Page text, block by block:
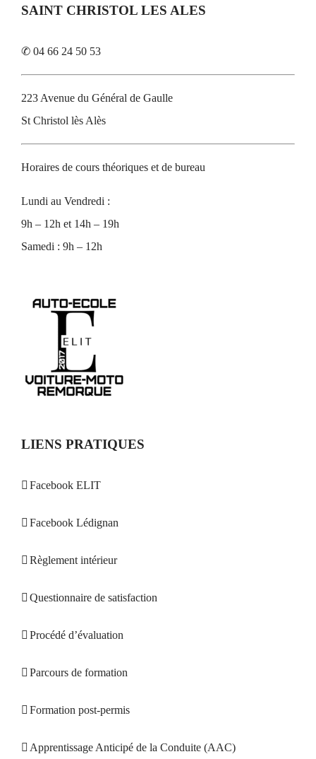
SAINT CHRISTOL LES ALES
✆ 04 66 24 50 53
223 Avenue du Général de Gaulle
St Christol lès Alès
Horaires de cours théoriques et de bureau
Lundi au Vendredi :
9h – 12h et 14h – 19h
Samedi : 9h – 12h
LIENS PRATIQUES
Facebook ELIT
Facebook Lédignan
Règlement intérieur
Questionnaire de satisfaction
Procédé d’évaluation
Parcours de formation
Formation post-permis
Apprentissage Anticipé de la Conduite (AAC)